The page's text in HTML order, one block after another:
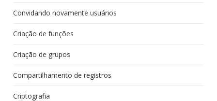
Convidando novamente usuários
Criação de funções
Criação de grupos
Compartilhamento de registros
Criptografia